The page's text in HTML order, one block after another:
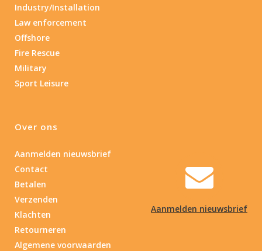
Aanmelden nieuwsbrief
Industry/Installation
Law enforcement
Offshore
Fire Rescue
Military
Sport Leisure
Over ons
Aanmelden nieuwsbrief
Contact
Betalen
Verzenden
Klachten
Retourneren
Algemene voorwaarden